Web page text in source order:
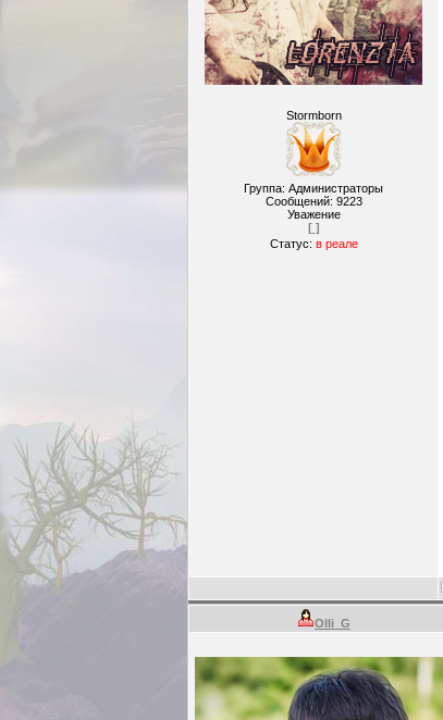
Stormborn
Группа: Администраторы
Сообщений: 9223
Уважение
[ ]
Статус: в реале
Olli_G